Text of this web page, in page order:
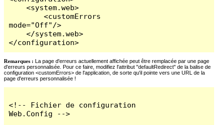
    <system.web>
        <customErrors
mode="Off"/>
    </system.web>
</configuration>
Remarques : La page d'erreurs actuellement affichée peut être remplacée par une page
d'erreurs personnalisée. Pour ce faire, modifiez l'attribut "defaultRedirect" de la balise de
configuration <customErrors> de l'application, de sorte qu'il pointe vers une URL de la
page d'erreurs personnalisée !
<!-- Fichier de configuration
Web.Config -->